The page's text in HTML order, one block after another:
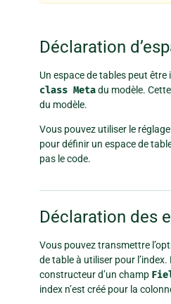
Déclaration
Un espace de tables peut
class Metadu modèle.
du modèle.
Vous pouvez utiliser le réglage
pour définir un espace de
pas le code.
Déclaration des
Vous pouvez transmettre
de table à utiliser pour
constructeur d’un champ
index n’est créé pour la